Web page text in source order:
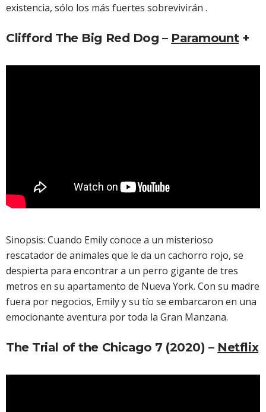
existencia, sólo los más fuertes sobrevivirán .
Clifford The Big Red Dog – Paramount+
Sinopsis: Cuando Emily conoce a un misterioso
rescatador de animales que le da un cachorro rojo, se
despierta para encontrar a un perro gigante de tres
metros en su apartamento de Nueva York. Con su madre
fuera por negocios, Emily y su tío se embarcaron en una
emocionante aventura por toda la Gran Manzana.
The Trial of the Chicago 7 (2020) – Netflix